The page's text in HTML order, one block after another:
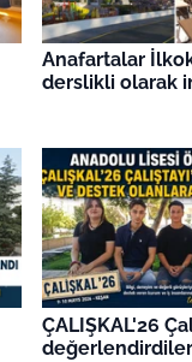
Anafartalar
derslikli olarak
ÇALIŞKAL'26
değerlendirdiler